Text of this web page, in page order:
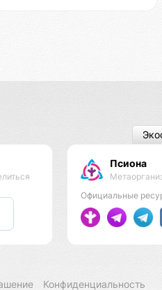
Псиона
Официальные
Конфиденциальность